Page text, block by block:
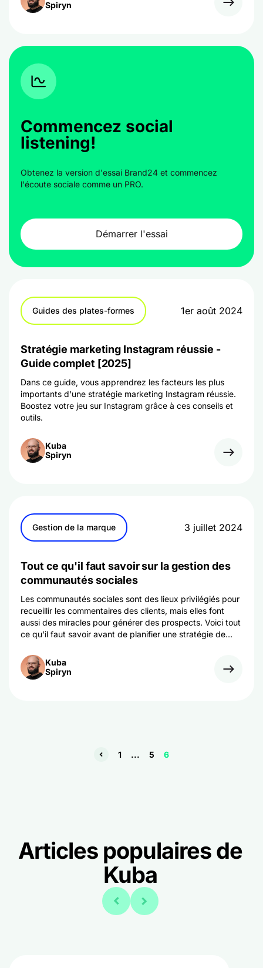
Spiryn
Commencez social
listening!
Obtenez la version d'essai Brand24 et commencez
l'écoute sociale comme un PRO.
Démarrer l'essai
Guides des plates-formes 1er août 2024
Stratégie marketing Instagram réussie -
Guide complet [2025]
Dans ce guide, vous apprendrez les facteurs les plus
importants d'une stratégie marketing Instagram réussie.
Boostez votre jeu sur Instagram grâce à ces conseils et
outils.
Kuba
Spiryn
Gestion de la marque 3 juillet 2024
Tout ce qu'il faut savoir sur la gestion des
communautés sociales
Les communautés sociales sont des lieux privilégiés pour
recueillir les commentaires des clients, mais elles font
aussi des miracles pour générer des prospects. Voici tout
ce qu'il faut savoir avant de planifier une stratégie de
Kuba
Spiryn
1 ... 5 6
Articles populaires de
Kuba